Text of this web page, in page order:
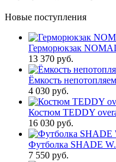
Новые поступления
Герморюкзак
13 370 руб.
Ёмкость
4 030 руб.
Костюм TEDDY
16 030 руб.
Футболка SHADE
7 550 руб.